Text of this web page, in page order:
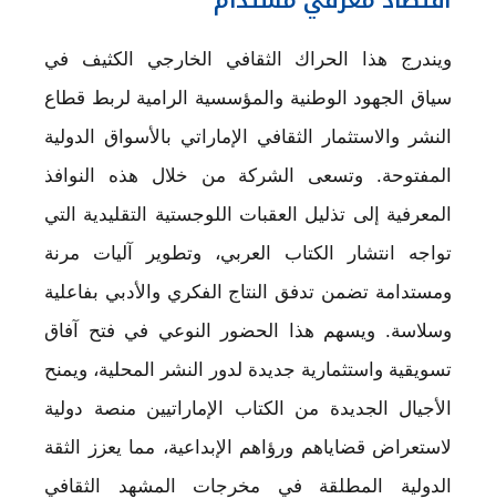
ويندرج هذا الحراك الثقافي الخارجي الكثيف في
سياق الجهود الوطنية والمؤسسية الرامية لربط قطاع
النشر والاستثمار الثقافي الإماراتي بالأسواق الدولية
المفتوحة. وتسعى الشركة من خلال هذه النوافذ
المعرفية إلى تذليل العقبات اللوجستية التقليدية التي
تواجه انتشار الكتاب العربي، وتطوير آليات مرنة
ومستدامة تضمن تدفق النتاج الفكري والأدبي بفاعلية
وسلاسة. ويسهم هذا الحضور النوعي في فتح آفاق
تسويقية واستثمارية جديدة لدور النشر المحلية، ويمنح
الأجيال الجديدة من الكتاب الإماراتيين منصة دولية
لاستعراض قضاياهم ورؤاهم الإبداعية، مما يعزز الثقة
الدولية المطلقة في مخرجات المشهد الثقافي